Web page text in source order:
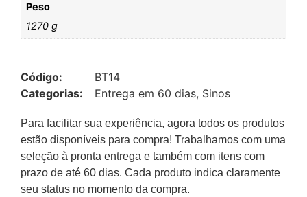
Peso
1270 g
Código:
BT14
Categorias:
Entrega em 60 dias, Sinos
Para facilitar sua experiência, agora todos os produtos
estão disponíveis para compra! Trabalhamos com uma
seleção à pronta entrega e também com itens com
prazo de até 60 dias. Cada produto indica claramente
seu status no momento da compra.